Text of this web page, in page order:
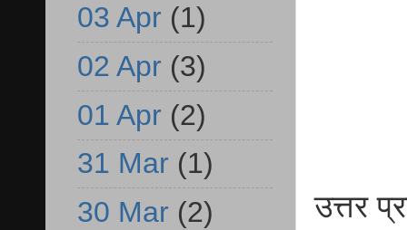
उत्तर
03 Apr (1)
02 Apr (3)
01 Apr (2)
31 Mar (1)
30 Mar (2)